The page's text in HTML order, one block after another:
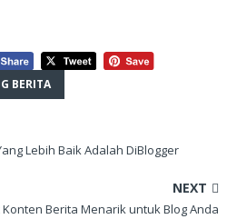
BERITA
Lebih Baik Adalah DiBlogger
NEXT
Berita Menarik untuk Blog Anda